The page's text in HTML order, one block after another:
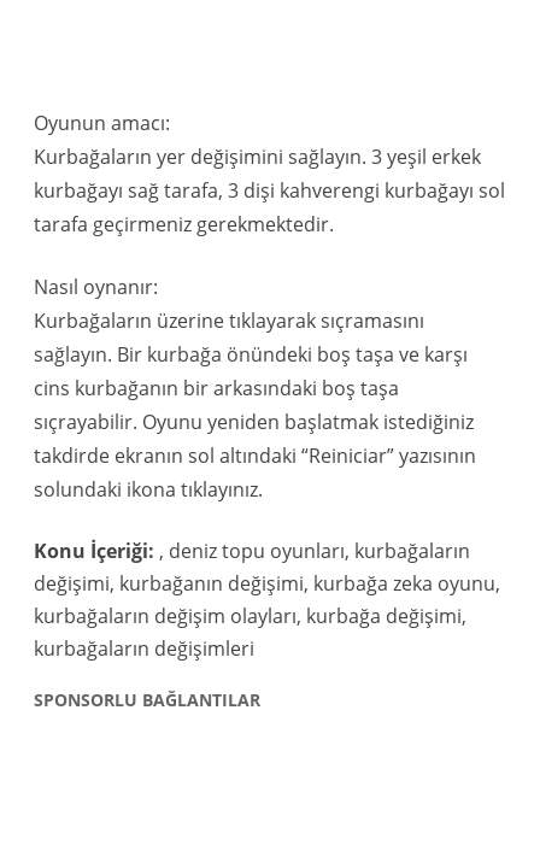
Oyunun amacı:
Kurbağaların yer değişimini sağlayın. 3 yeşil erkek
kurbağayı sağ tarafa, 3 dişi kahverengi kurbağayı sol
tarafa geçirmeniz gerekmektedir.
Nasıl oynanır:
Kurbağaların üzerine tıklayarak sıçramasını
sağlayın. Bir kurbağa önündeki boş taşa ve karşı
cins kurbağanın bir arkasındaki boş taşa
sıçrayabilir. Oyunu yeniden başlatmak istediğiniz
takdirde ekranın sol altındaki “Reiniciar” yazısının
solundaki ikona tıklayınız.
Konu İçeriği: , deniz topu oyunları, kurbağaların
değişimi, kurbağanın değişimi, kurbağa zeka oyunu,
kurbağaların değişim olayları, kurbağa değişimi,
kurbağaların değişimleri
SPONSORLU BAĞLANTILAR